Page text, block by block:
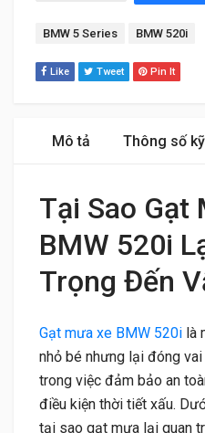
Tags:
BMW 5 Series BMW 520i
Like Tweet Pin It
Mô tả Thông số
Tại Sao Gạt
BMW 520i
Trọng Đến
Gạt mưa xe BMW 520i là
nhỏ bé nhưng lại đóng
trong việc đảm bảo an
điều kiện thời tiết xấu.
tại sao gạt mưa lại quan